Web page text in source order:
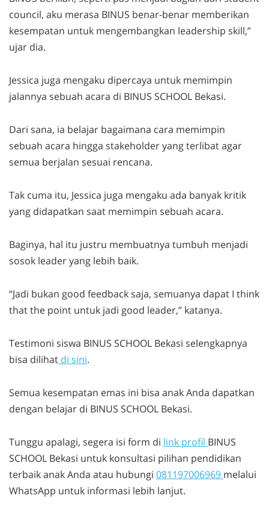
council, aku merasa BINUS benar-benar memberikan
kesempatan untuk mengembangkan leadership skill,”
ujar dia.
Jessica juga mengaku dipercaya untuk memimpin
jalannya sebuah acara di BINUS SCHOOL Bekasi.
Dari sana, ia belajar bagaimana cara memimpin
sebuah acara hingga stakeholderyang terlibat agar
semua berjalan sesuai rencana.
Tak cuma itu, Jessica juga mengaku ada banyak kritik
yang didapatkan saat memimpin sebuah acara.
Baginya, hal itu justru membuatnya tumbuh menjadi
sosok leaderyang lebih baik.
“Jadi bukan good feedbacksaja, semuanya dapat I think
that the point untuk jadi good leader,” katanya.
Testimoni siswa BINUS SCHOOL Bekasi selengkapnya
bisa dilihat di sini.
Semua kesempatan emas ini bisa anak Anda dapatkan
dengan belajar di BINUS SCHOOL Bekasi.
Tunggu apalagi, segera isi form di link profil BINUS
SCHOOL Bekasi untuk konsultasi pilihan pendidikan
terbaik anak Anda atau hubungi 081197006969 melalui
WhatsApp untuk informasi lebih lanjut.